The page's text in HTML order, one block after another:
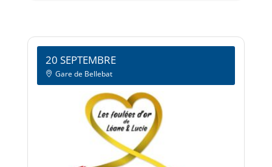
20 SEPTEMBRE
Gare de Bellebat